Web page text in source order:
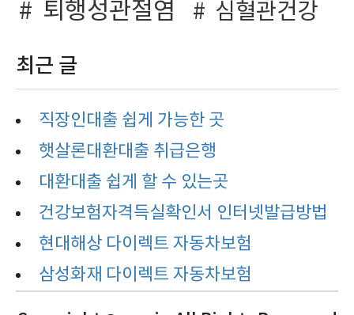
퇴행성관절염 심혈관건강
최근 글
직장인대출 쉽게 가능한 곳
햇살론대환대출 취급은행
대환대출 쉽게 할 수 있는곳
건강보험자격득실확인서 인터넷발급방법
현대해상 다이렉트 자동차보험
삼성화재 다이렉트 자동차보험